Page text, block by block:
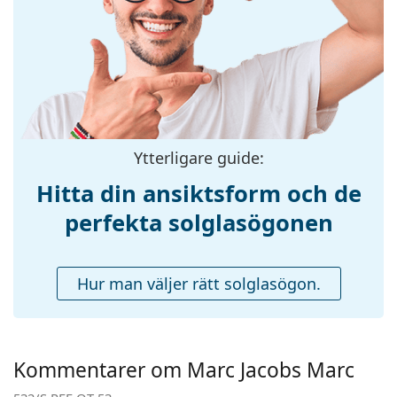
M
131 mm
Skalmlängd:
145 mm
bredd:
18 mm
100 g
näskuddar:
Tillbehör
Putsduk:
Ja
Kategori:
Solglasögon
Ytterligare guide:
Hitta din ansiktsform och de
perfekta solglasögonen
Hur man väljer rätt solglasögon.
Kommentarer om Marc Jacobs Marc